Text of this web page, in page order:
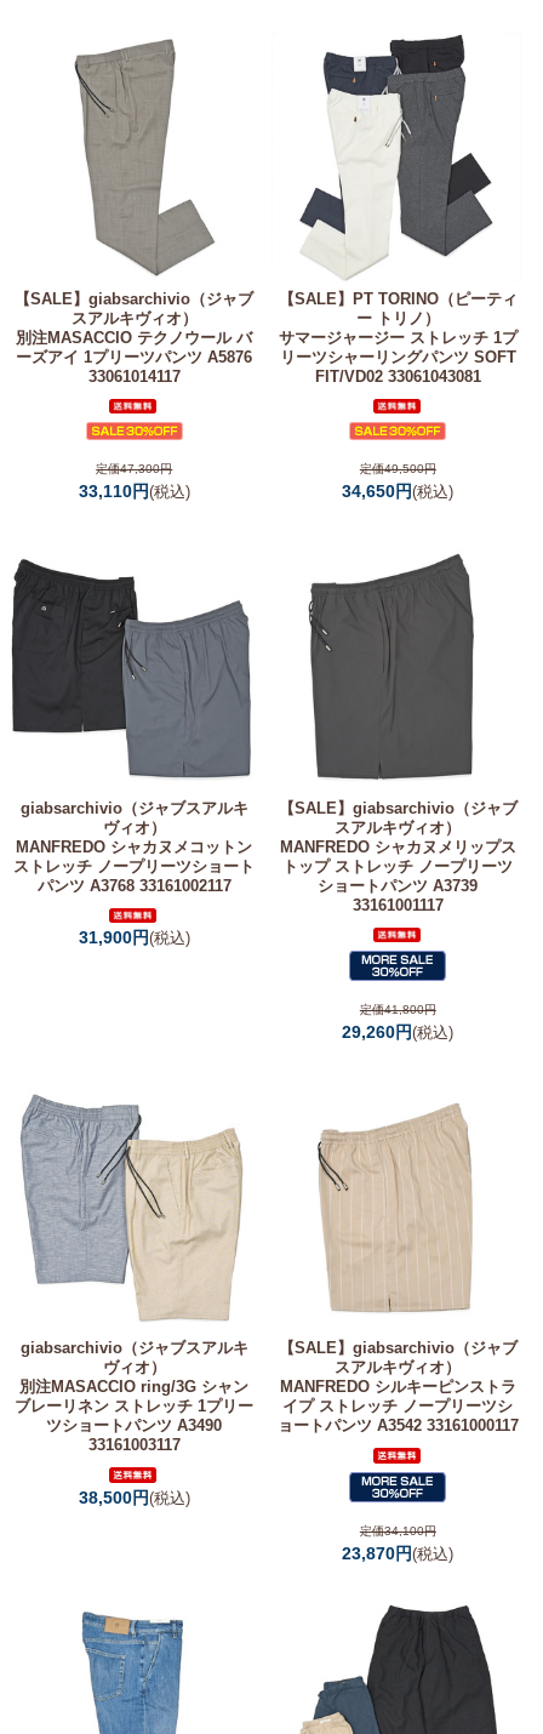
【SALE】giabsarchivio（ジャブ
スアルキヴィオ）
別注MASACCIO テクノウール バ
ーズアイ 1プリーツパンツ A5876
33061014117
定価47,300円
33,110円(税込)
【SALE】
PT TORINO（ピーティ
ー トリノ）
サマージャージー ストレッチ 1プ
リーツシャーリングパンツ SOFT
FIT/VD02 33061043081
定価49,500円
34,650円(税込)
giabsarchivio（ジャブスアルキ
ヴィオ）
MANFREDO シャカヌメコットン
ストレッチ ノープリーツショート
パンツ A3768 33161002117
31,900円(税込)
【SALE】 giabsarchivio（ジャブ
スアルキヴィオ）
MANFREDO シャカヌメリップス
トップ ストレッチ ノープリーツ
ショートパンツ A3739
33161001117
定価41,800円
29,260円(税込)
giabsarchivio（ジャブスアルキ
ヴィオ）
別注MASACCIO ring/3G シャン
ブレーリネン ストレッチ 1プリー
ツショートパンツ A3490
33161003117
38,500円(税込)
【SALE】 giabsarchivio（ジャブ
スアルキヴィオ）
MANFREDO シルキーピンストラ
イプ ストレッチ ノープリーツシ
ョートパンツ A3542 33161000117
定価34,100円
23,870円(税込)